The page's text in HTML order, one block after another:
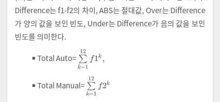
Difference는 f1-f2의 차이, ABS는 절대값, Over는 Difference
가 양의 값을 보인 빈도, Under는 Difference가 음의 값을 보인
빈도를 의미한다.
￭ Total Auto= ∑k 1 12
￭ Total Manual= ∑k 112